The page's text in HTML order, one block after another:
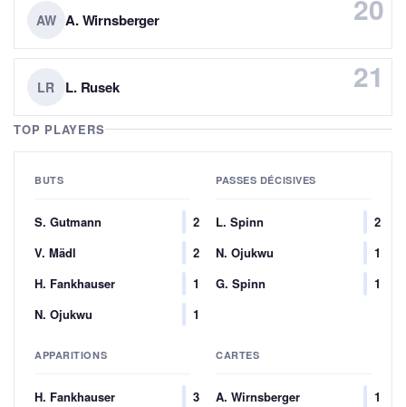
20
AW A. Wirnsberger
21
LR L. Rusek
TOP PLAYERS
BUTS
S. Gutmann
2
V. Mädl
2
H. Fankhauser
1
N. Ojukwu
1
PASSES DÉCISIVES
L. Spinn
2
N. Ojukwu
1
G. Spinn
1
APPARITIONS
H. Fankhauser
3
CARTES
A. Wirnsberger
1